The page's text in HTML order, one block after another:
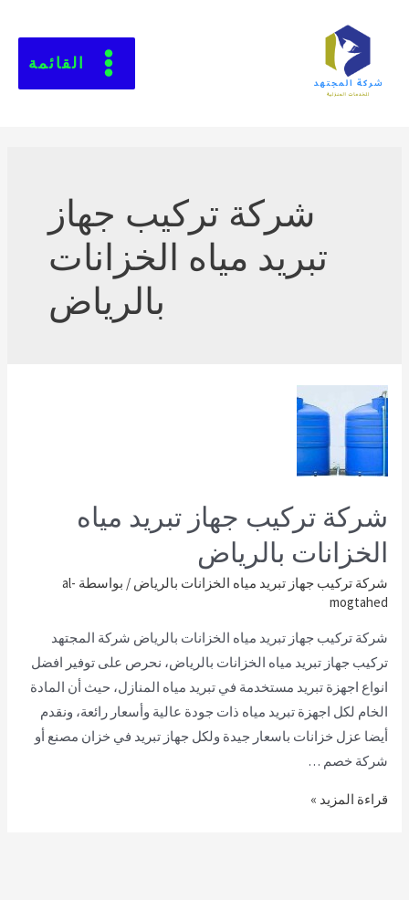
القائمة
شركة تركيب جهاز
تبريد مياه الخزانات
بالرياض
شركة تركيب جهاز تبريد مياه
الخزانات بالرياض
شركة تركيب جهاز تبريد مياه الخزانات بالرياض / بواسطة al-
mogtahed
شركة تركيب جهاز تبريد مياه الخزانات بالرياض شركة المجتهد
تركيب جهاز تبريد مياه الخزانات بالرياض، نحرص على توفير افضل
انواع اجهزة تبريد مستخدمة في تبريد مياه المنازل، حيث أن المادة
الخام لكل اجهزة تبريد مياه ذات جودة عالية وأسعار رائعة، ونقدم
أيضا عزل خزانات باسعار جيدة ولكل جهاز تبريد في خزان مصنع أو
شركة خصم …
قراءة المزيد »